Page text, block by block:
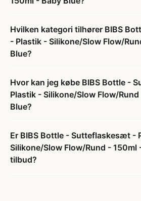
Hvilken kategori tilhører BIBS
- Plastik - Silikone/Slow Flow/
Blue?
Hvor kan jeg købe BIBS Bottle -
Plastik - Silikone/Slow Flow/
Blue?
Er BIBS Bottle - Sutteflaskesæt -
Silikone/Slow Flow/Rund - 150ml
tilbud?